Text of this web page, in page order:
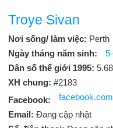
Troye Sivan
Nơi sống/ làm việc: Perth
Ngày tháng năm sinh:
Dân số thế giới 1995:
XH chung: #2183
Facebook:
Email: Đang cập nhật